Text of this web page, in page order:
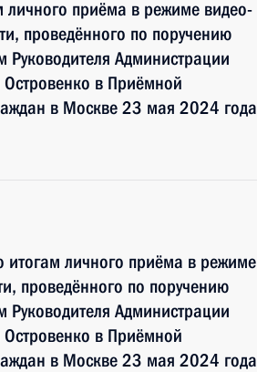
личного приёма в режиме видео-
проведённого по поручению
Руководителя Администрации
в Приёмной
в Москве 23 мая 2024 года
личного приёма в режиме
проведённого по поручению
Руководителя Администрации
в Приёмной
в Москве 23 мая 2024 года